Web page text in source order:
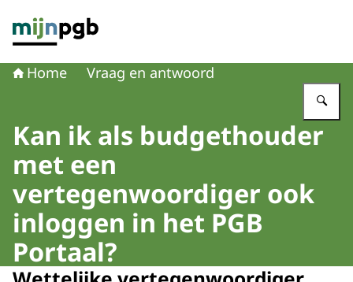
Home Vraag en antwoord
Kan ik als budgethouder
met een
vertegenwoordiger ook
inloggen in het PGB
Portaal?